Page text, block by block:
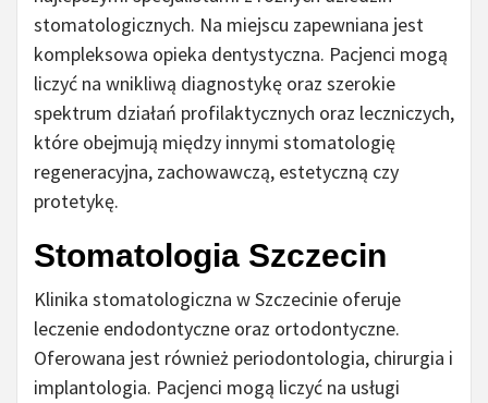
stomatologicznych. Na miejscu zapewniana jest
kompleksowa opieka dentystyczna. Pacjenci mogą
liczyć na wnikliwą diagnostykę oraz szerokie
spektrum działań profilaktycznych oraz leczniczych,
które obejmują między innymi stomatologię
regeneracyjna, zachowawczą, estetyczną czy
protetykę.
Stomatologia Szczecin
Klinika stomatologiczna w Szczecinie oferuje
leczenie endodontyczne oraz ortodontyczne.
Oferowana jest również periodontologia, chirurgia i
implantologia. Pacjenci mogą liczyć na usługi